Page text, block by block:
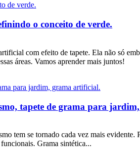
o conceito de verde.
com efeito de tapete. Ela não só
áreas. Vamos aprender mais juntos!
tapete de grama para
tem se tornado cada vez mais evidente.
Grama sintética...